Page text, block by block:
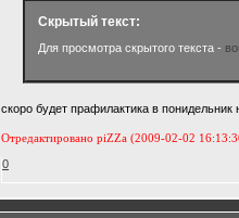
Скрытый текст:
Для просмотра скрытого текста -
скоро будет прафилактика в
Отредактировано piZZa (2009-02-02
0